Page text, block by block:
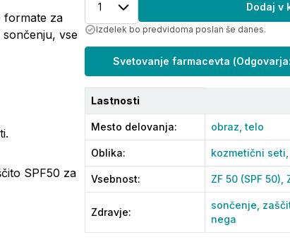
formate za
vse
SPF50 za
1 Dodaj v
Izdelek bo predvidoma poslan še danes.
Svetovanje farmacevta (
Lastnosti
Mesto delovanja: obraz,telo
Oblika: kozmetični seti,
Vsebnost: ZF 50 (SPF 50),
Zdravje:
sončenje,
nega